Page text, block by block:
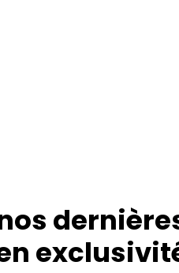
Pour l’Europe, le délai de